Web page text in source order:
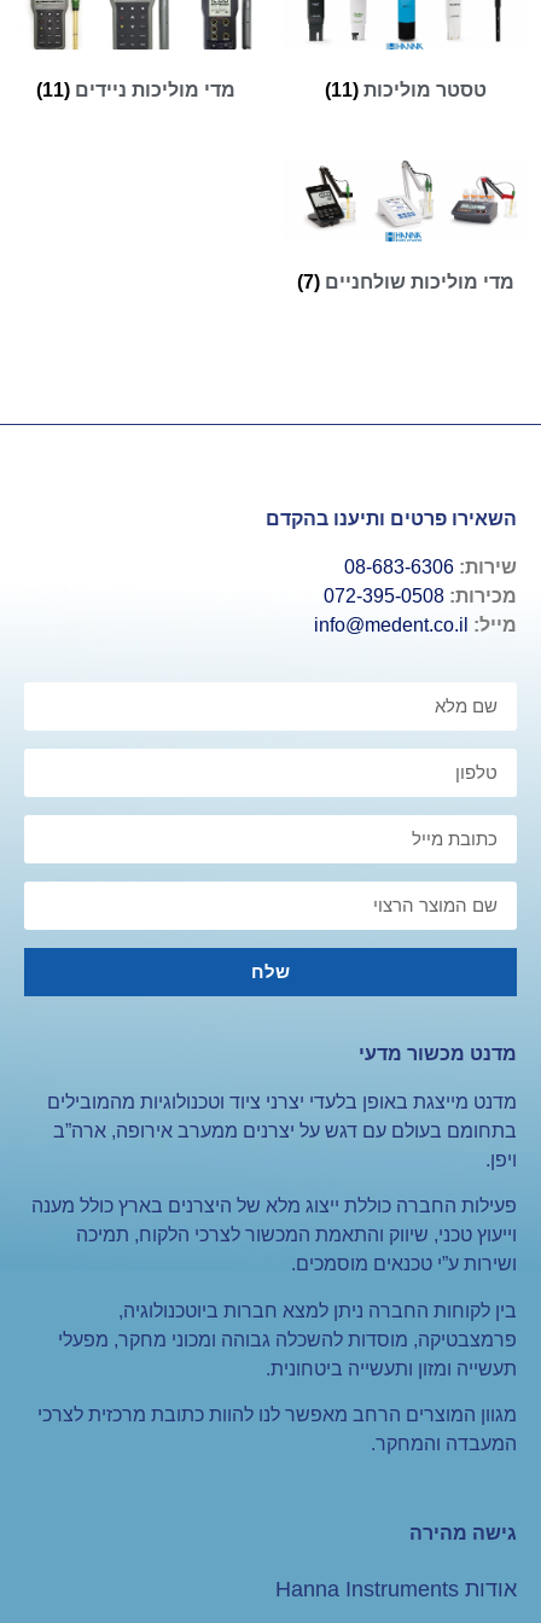
טסטר מוליכות (11) מדי מוליכות ניידים(11)
מדי מוליכות שולחניים (7)
השאירו פרטים ותיענו בהקדם
שירות: 08-683-6306
מכירות: 072-395-0508
מייל: info@medent.co.il
שלח
מדנט מכשור מדעי
מדנט מייצגת באופן בלעדי יצרני ציוד וטכנולוגיות מהמובילים
בתחומם בעולם עם דגש על יצרנים ממערב אירופה, ארה”ב
ויפן.
פעילות החברה כוללת ייצוג מלא של היצרנים בארץ כולל מענה
וייעוץ טכני, שיווק והתאמת המכשור לצרכי הלקוח, תמיכה
ושירות ע”י טכנאים מוסמכים.
בין לקוחות החברה ניתן למצא חברות ביוטכנולוגיה,
פרמצבטיקה, מוסדות להשכלה גבוהה ומכוני מחקר, מפעלי
תעשייה ומזון ותעשייה ביטחונית.
מגוון המוצרים הרחב מאפשר לנו להוות כתובת מרכזית לצרכי
המעבדה והמחקר.
גישה מהירה
אודות Hanna Instruments